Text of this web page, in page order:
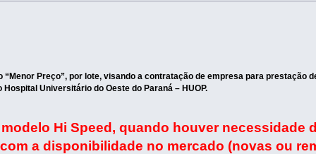
“Menor Preço”, por lote, visando a contratação de empresa para
Universitário do Oeste do Paraná – HUOP.
Hi Speed, quando houver necessidade
a disponibilidade no mercado (novas ou